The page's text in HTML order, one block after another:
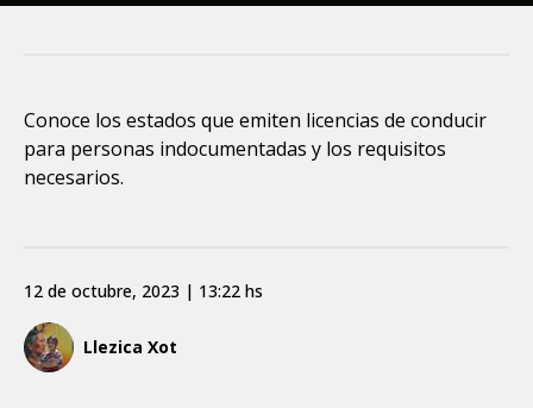
Conoce los estados que emiten licencias de conducir
para personas indocumentadas y los requisitos
necesarios.
Llezica Xot
12 de octubre, 2023 | 13:22 hs